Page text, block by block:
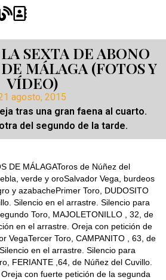
SEXTA DE ABONO
MÁLAGA (FOTOS Y
VÍDEO)
agosto, 2015
tras una gran faena al cuarto.
del segundo de la tarde.
DE MÁLAGAToros de Núñez del
verde y oroSalvador Vega, burdeos
y azabachePrimer Toro, DUDOSITO
Silencio en el arrastre. Silencio para
Toro, MAJOLETONILLO , 32, de
en el arrastre. Oreja con petición de
VegaTercer Toro, CAMPANITO , 63, de
en el arrastre. Silencio para
FERIANTE ,64, de Núñez del Cuvillo.
con fuerte petición de la segunda